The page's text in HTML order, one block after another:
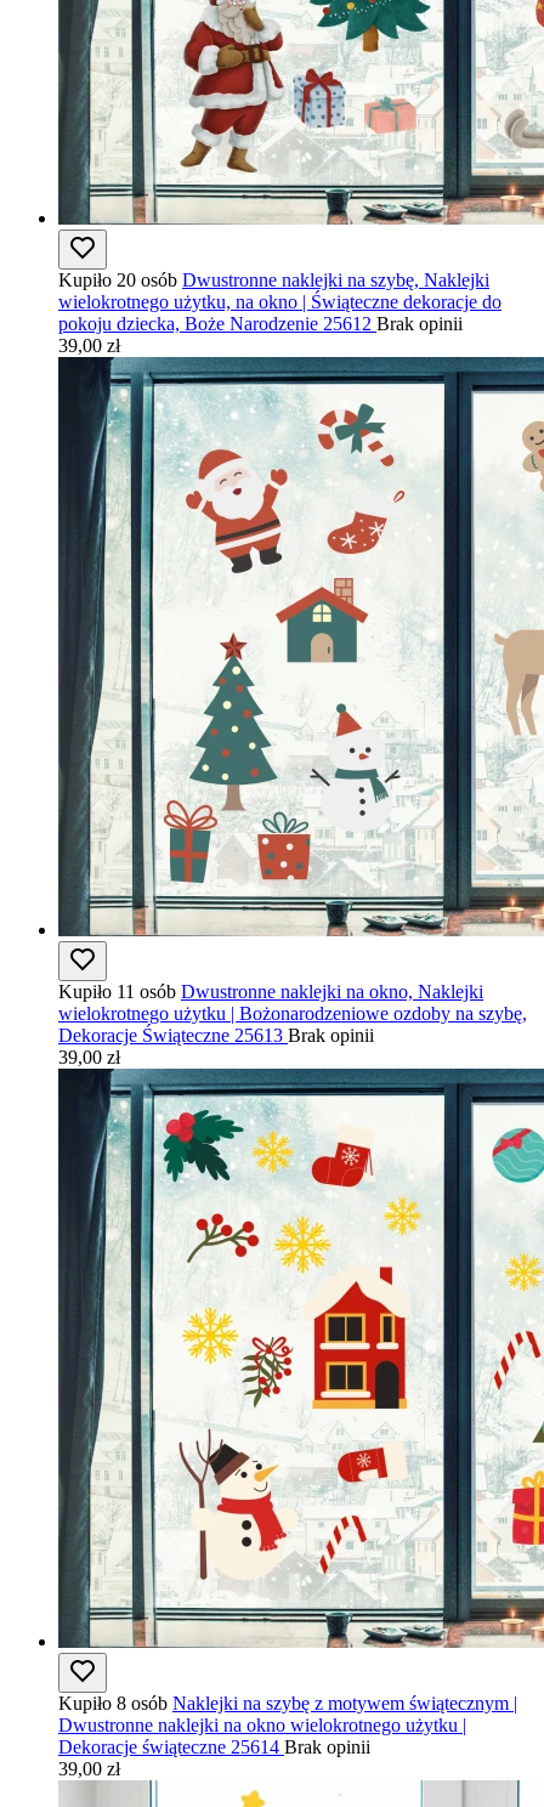
Kupiło 20 osób Dwustronne naklejki na szybę, Naklejki
wielokrotnego użytku, na okno | Świąteczne dekoracje do
pokoju dziecka, Boże Narodzenie 25612 Brak opinii
39,00 zł
Kupiło 11 osób Dwustronne naklejki na okno, Naklejki
wielokrotnego użytku | Bożonarodzeniowe ozdoby na szybę,
Dekoracje Świąteczne 25613 Brak opinii
39,00 zł
Kupiło 8 osób Naklejki na szybę z motywem świątecznym |
Dwustronne naklejki na okno wielokrotnego użytku |
Dekoracje świąteczne 25614 Brak opinii
39,00 zł